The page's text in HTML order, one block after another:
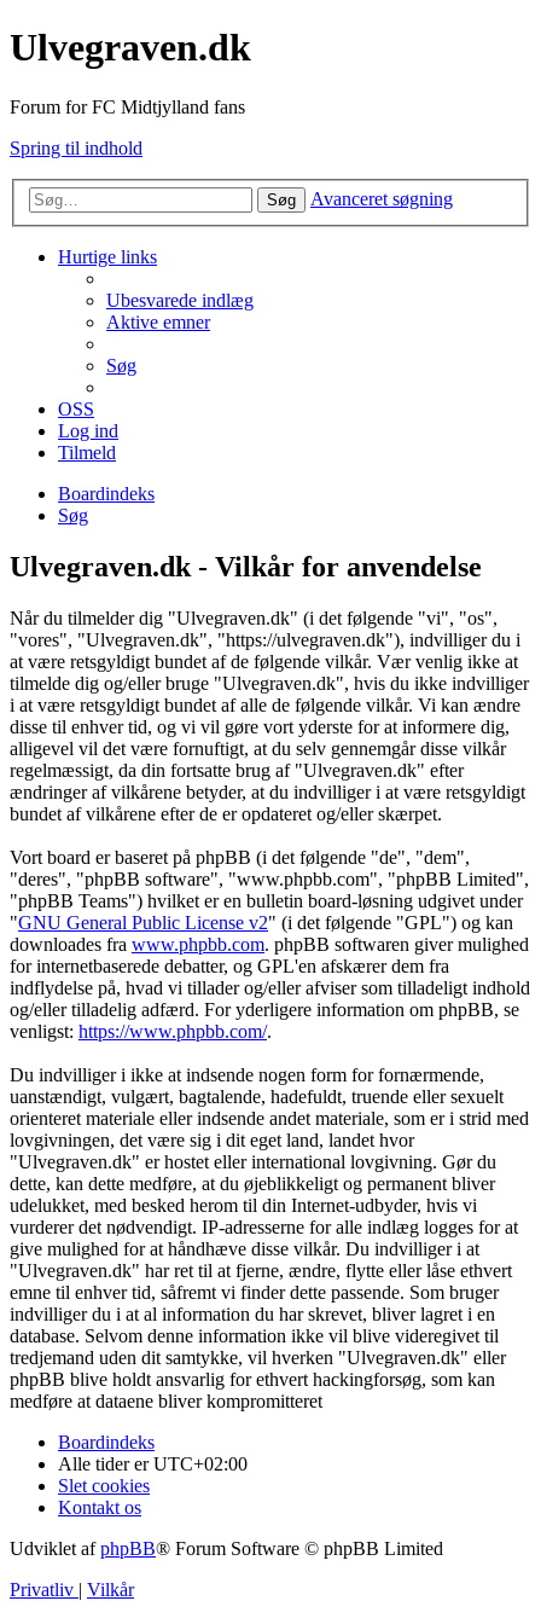
Ulvegraven.dk
Forum for FC Midtjylland fans
Spring til indhold
Søg Avanceret søgning
Hurtige links
Ubesvarede indlæg
Aktive emner
Søg
OSS
Log ind
Tilmeld
Boardindeks
Søg
Ulvegraven.dk - Vilkår for anvendelse
Når du tilmelder dig "Ulvegraven.dk" (i det følgende "vi", "os",
"vores", "Ulvegraven.dk", "https://ulvegraven.dk"), indvilliger du i
at være retsgyldigt bundet af de følgende vilkår. Vær venlig ikke at
tilmelde dig og/eller bruge "Ulvegraven.dk", hvis du ikke indvilliger
i at være retsgyldigt bundet af alle de følgende vilkår. Vi kan ændre
disse til enhver tid, og vi vil gøre vort yderste for at informere dig,
alligevel vil det være fornuftigt, at du selv gennemgår disse vilkår
regelmæssigt, da din fortsatte brug af "Ulvegraven.dk" efter
ændringer af vilkårene betyder, at du indvilliger i at være retsgyldigt
bundet af vilkårene efter de er opdateret og/eller skærpet.
Vort board er baseret på phpBB (i det følgende "de", "dem",
"deres", "phpBB software", "www.phpbb.com", "phpBB Limited",
"phpBB Teams") hvilket er en bulletin board-løsning udgivet under
"GNU General Public License v2" (i det følgende "GPL") og kan
downloades fra www.phpbb.com. phpBB softwaren giver mulighed
for internetbaserede debatter, og GPL'en afskærer dem fra
indflydelse på, hvad vi tillader og/eller afviser som tilladeligt indhold
og/eller tilladelig adfærd. For yderligere information om phpBB, se
venligst: https://www.phpbb.com/.
Du indvilliger i ikke at indsende nogen form for fornærmende,
uanstændigt, vulgært, bagtalende, hadefuldt, truende eller sexuelt
orienteret materiale eller indsende andet materiale, som er i strid med
lovgivningen, det være sig i dit eget land, landet hvor
"Ulvegraven.dk" er hostet eller international lovgivning. Gør du
dette, kan dette medføre, at du øjeblikkeligt og permanent bliver
udelukket, med besked herom til din Internet-udbyder, hvis vi
vurderer det nødvendigt. IP-adresserne for alle indlæg logges for at
give mulighed for at håndhæve disse vilkår. Du indvilliger i at
"Ulvegraven.dk" har ret til at fjerne, ændre, flytte eller låse ethvert
emne til enhver tid, såfremt vi finder dette passende. Som bruger
indvilliger du i at al information du har skrevet, bliver lagret i en
database. Selvom denne information ikke vil blive videregivet til
tredjemand uden dit samtykke, vil hverken "Ulvegraven.dk" eller
phpBB blive holdt ansvarlig for ethvert hackingforsøg, som kan
medføre at dataene bliver kompromitteret
Boardindeks
Alle tider erUTC+02:00
Slet cookies
Kontakt os
Udviklet afphpBB® Forum Software © phpBB Limited
Privatliv | Vilkår